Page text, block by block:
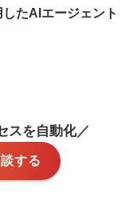
たAIエージェント
スを自動化／
する